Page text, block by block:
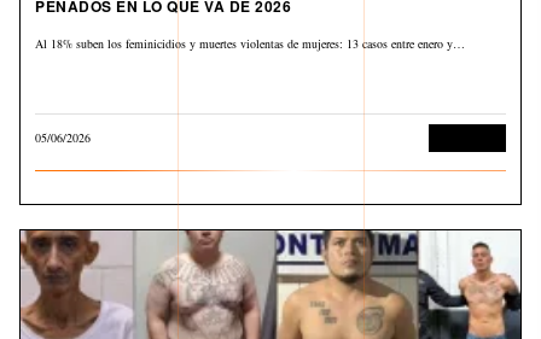
PENADOS EN LO QUE VA DE 2026
Al 18% suben los feminicidios y muertes violentas de mujeres: 13 casos entre enero y…
05/06/2026